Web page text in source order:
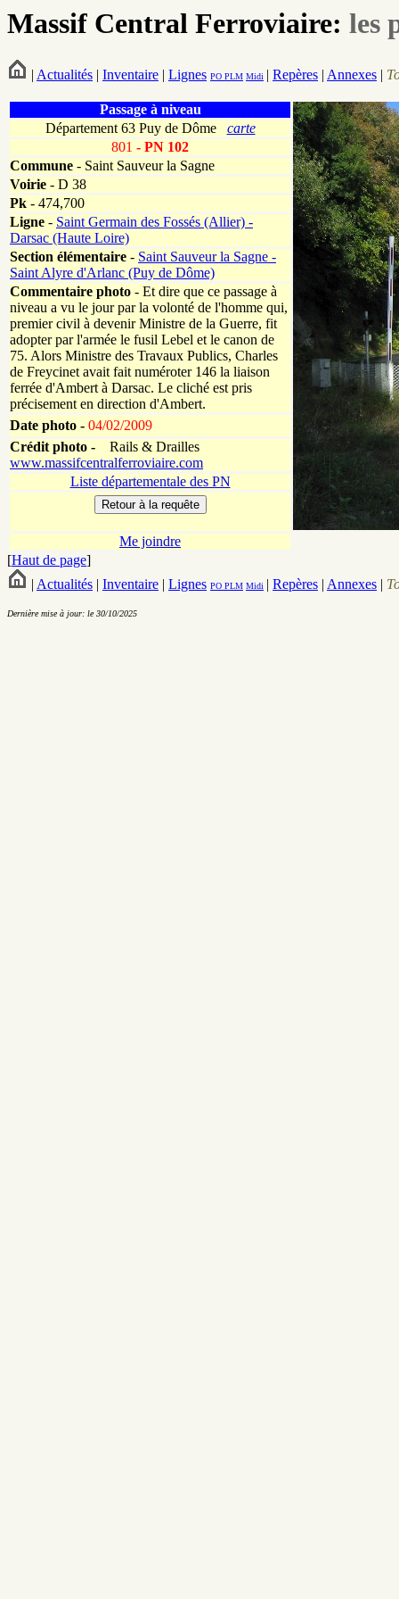
Massif Central Ferroviaire: les
| Actualités | Inventaire | Lignes PO PLM Midi | Repères | Annexes |
Passage à niveau
Département 63 Puy de Dôme carte
801 - PN 102
Commune - Saint Sauveur la Sagne
Voirie - D 38
Pk - 474,700
Ligne - Saint Germain des Fossés (Allier) -
Darsac (Haute Loire)
Section élémentaire - Saint Sauveur la Sagne -
Saint Alyre d'Arlanc (Puy de Dôme)
Commentaire photo - Et dire que ce passage à
niveau a vu le jour par la volonté de l'homme qui,
premier civil à devenir Ministre de la Guerre, fit
adopter par l'armée le fusil Lebel et le canon de
75. Alors Ministre des Travaux Publics, Charles
de Freycinet avait fait numéroter 146 la liaison
ferrée d'Ambert à Darsac. Le cliché est pris
précisement en direction d'Ambert.
Date photo - 04/02/2009
Crédit photo - Rails & Drailles
www.massifcentralferroviaire.com
Liste départementale des PN
Me joindre
[Haut de page]
| Actualités | Inventaire | Lignes PO PLM Midi | Repères | Annexes |
Dernière mise à jour: le 30/10/2025